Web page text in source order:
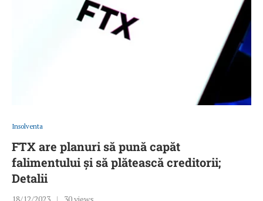
Insolventa
FTX are planuri să pună capăt
falimentului și să plătească creditorii;
Detalii